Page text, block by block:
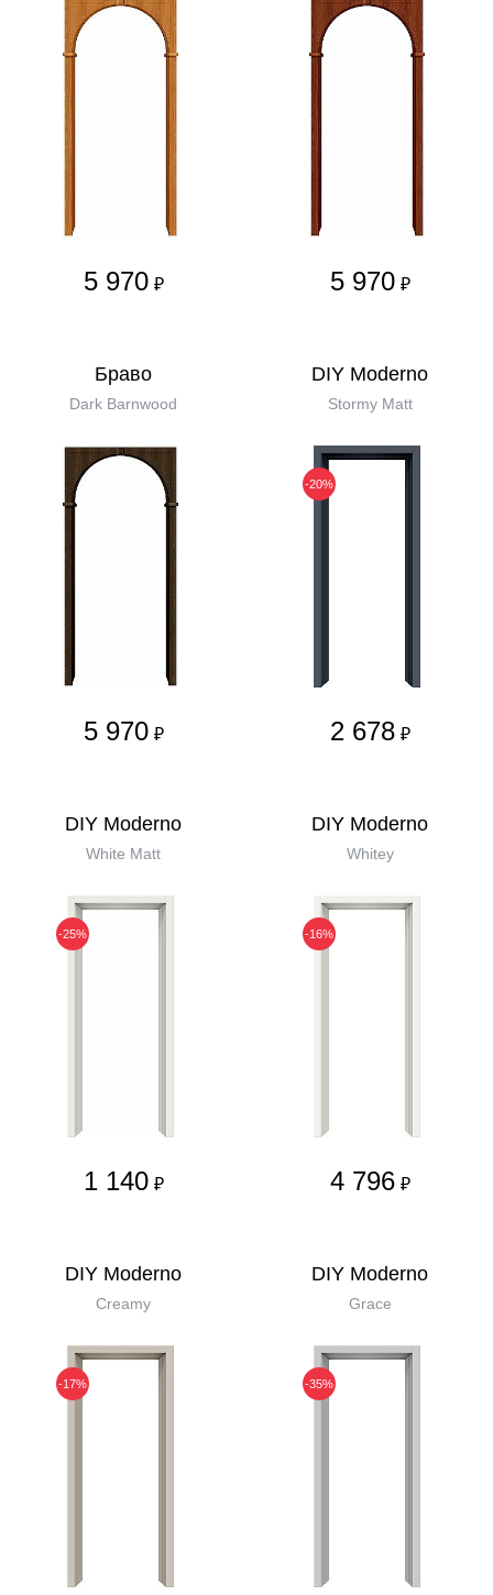
5 970 ₽ 5 970 ₽
Бравo
Dark Barnwood
5 970 ₽
DIY Moderno
Stormy Matt
-20%
2 678 ₽
DIY Moderno
White Matt
-25%
1 140 ₽
DIY Moderno
Whitey
-16%
4 796 ₽
DIY Moderno
Creamy
-17%
DIY Moderno
Grace
-35%